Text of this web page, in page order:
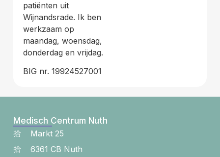
patiënten uit
Wijnandsrade. Ik ben
werkzaam op
maandag, woensdag,
donderdag en vrijdag.
BIG nr. 19924527001
Medisch Centrum Nuth
Markt 25
6361 CB Nuth